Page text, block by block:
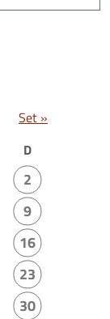
D
2
9
16
23
30
Set »